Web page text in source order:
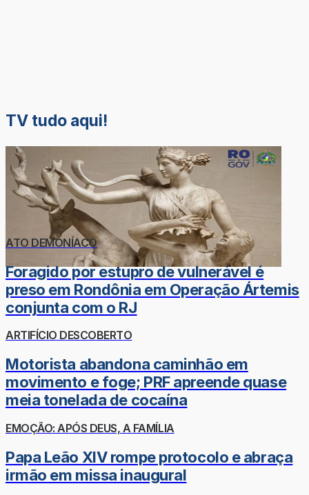
TV tudo aqui!
ATO DEMONÍACO
Foragido por estupro de vulnerável é
preso em Rondônia em Operação Ártemis
conjunta com o RJ
ARTIFÍCIO DESCOBERTO
Motorista abandona caminhão em
movimento e foge; PRF apreende quase
meia tonelada de cocaína
EMOÇÃO: APÓS DEUS, A FAMÍLIA
Papa Leão XIV rompe protocolo e abraça
irmão em missa inaugural